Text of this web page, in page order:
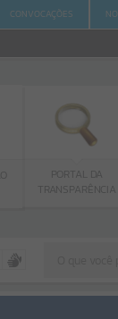
CONVOCAÇÕES
PORTAL DA
TRANSPARÊNCIA